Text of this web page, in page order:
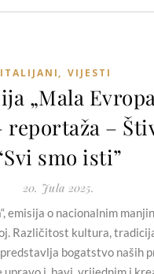
ITALIJANI, VIJESTI
„Mala
reportaža –
smo isti”
20. Jula 2025.
emisija o nacionalnim
Različitost kultura,
bogatstvo naših